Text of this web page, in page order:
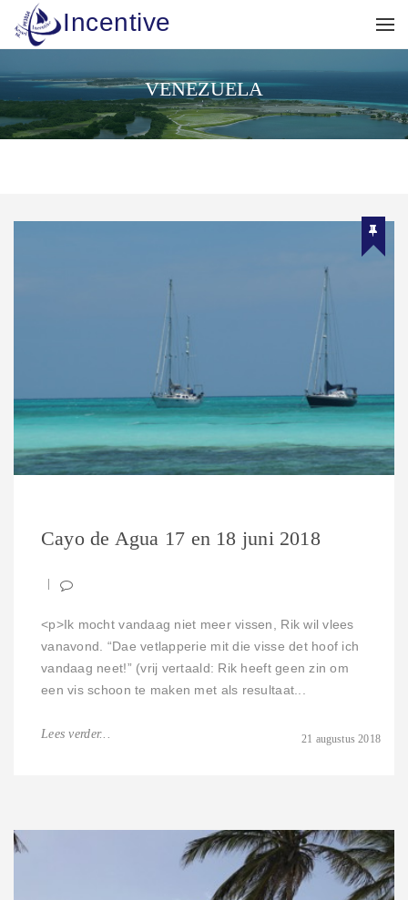
Incentive
VENEZUELA
Cayo de Agua 17 en 18 juni 2018
21 augustus 2018
<p>Ik mocht vandaag niet meer vissen, Rik wil vlees
vanavond. “Dae vetlapperie mit die visse det hoof ich
vandaag neet!” (vrij vertaald: Rik heeft geen zin om
een vis schoon te maken met als resultaat...
Lees verder...